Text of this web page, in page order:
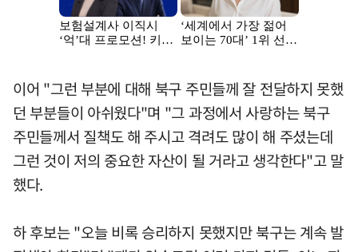
이어 "그런 부분에 대해 북구 주민들께 잘 전달하지 못했
던 부분들이 아쉬웠다"며 "그 과정에서 사랑하는 북구
주민들께서 질책도 해 주시고 격려도 많이 해 주셨는데
그런 것이 저의 중요한 자산이 될 거라고 생각한다"고 말
했다.
하 후보는 "오늘 비록 승리하지 못했지만 북구는 계속 발